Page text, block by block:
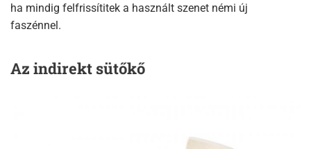
ha mindig felfrissítitek a használt szenet némi új
faszénnel.
Az indirekt sütőkő